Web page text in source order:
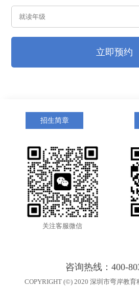
立即预约
招生简章
关注客服微信
咨询热线：400-
COPYRIGHT (©) 2020 深圳市弯岸教